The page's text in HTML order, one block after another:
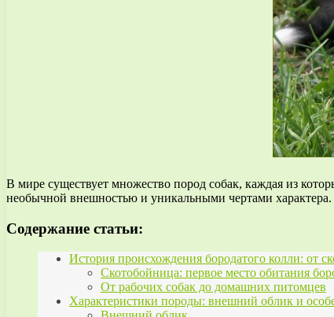
В мире существует множество пород собак, каждая из
необычной внешностью и уникальными чертами
Содержание статьи:
История происхождения бородатого колли: от
Скотобойница: первое место обитания
От рабочих собак до домашних питомцев
Характеристики породы: внешний облик и